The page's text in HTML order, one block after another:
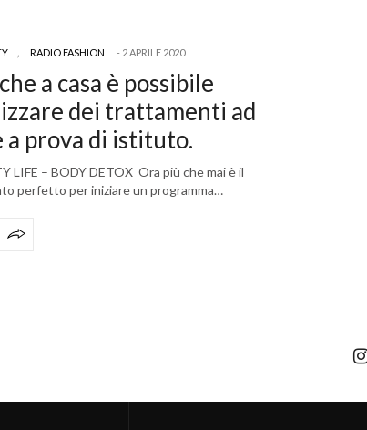
RADIO FASHION 2 APRILE 2020
a casa è possibile
dei trattamenti ad
a prova di istituto.
LIFE – BODY DETOX Ora più che mai è il
perfetto per iniziare un programma…